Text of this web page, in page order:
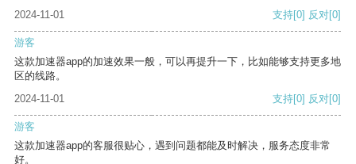
2024-11-01
支持[0] 反对[0]
游客
这款加速器app的加速效果一般，可以再提升一下，比如能够支持更多地
区的线路。
2024-11-01
支持[0] 反对[0]
游客
这款加速器app的客服很贴心，遇到问题都能及时解决，服务态度非常
好。